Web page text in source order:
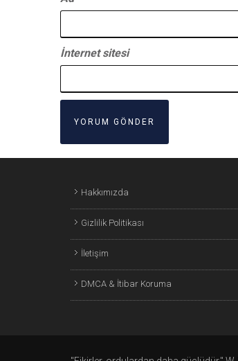
İnternet sitesi
Hakkımızda
Gizlilik Politikası
İletişim
DMCA & İtibar Koruma